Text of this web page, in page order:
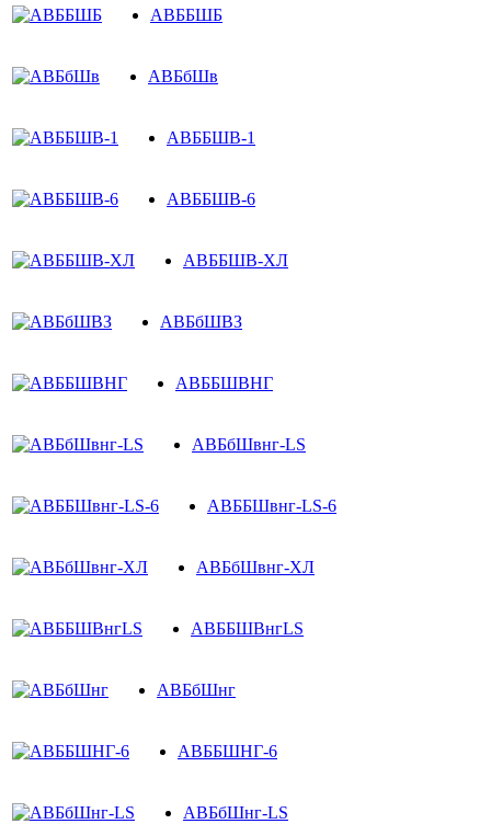
АВББШБ
АВБбШв
АВББШВ-1
АВББШВ-6
АВББШВ-ХЛ
АВБбШВЗ
АВББШВНГ
АВБбШвнг-LS
АВББШвнг-LS-6
АВБбШвнг-ХЛ
АВББШВнгLS
АВБбШнг
АВББШНГ-6
АВБбШнг-LS